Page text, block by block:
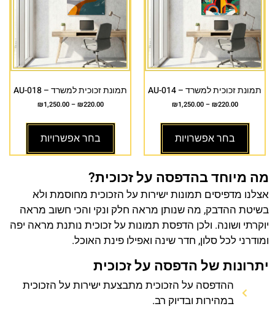
תמונת זכוכית למשרד – AU-014
₪220.00
–
₪1,250.00
בחר אפשרויות
תמונת זכוכית למשרד – AU-018
₪220.00
–
₪1,250.00
בחר אפשרויות
מה מיוחד בהדפסה על זכוכית?
אצלנו מדפיסים תמונות ישירות על הזכוכית מחוסמת ולא
בשיטת ההדבק, מה שנותן מראה חלק ונקי והכי חשוב מראה
יוקרתי ושונה. ולכן הדפסת תמונות על זכוכית נותנת מראה יפה
ומודרני לכל סלון, חדר שינה ואפילו פינת האוכל.
יתרונות של הדפסה על זכוכית
ההדפסה על הזכוכית מתבצעת ישירות על הזכוכית
במהירות ובדיוק רב.